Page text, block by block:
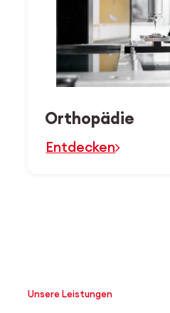
Orthopädie
Entdecken
Unsere Leistungen